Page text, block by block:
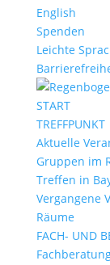
English
Spenden
Leichte
START
TREFFPUNKT
Aktuelle
Gruppen im
Treffen in
Vergangene
Räume
FACH- UND